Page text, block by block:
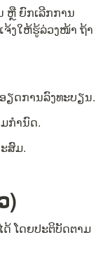
ຫຼື ຍົກເລີກການ
ຈ້ງໃຫ້ຮູ້ລ່ວງໜ້າ ຖ້າ
ຽດການລົງທະບຽນ.
ກຳນົດ.
ສົມ.
)
ໂດຍປະຕິບັດຕາມ